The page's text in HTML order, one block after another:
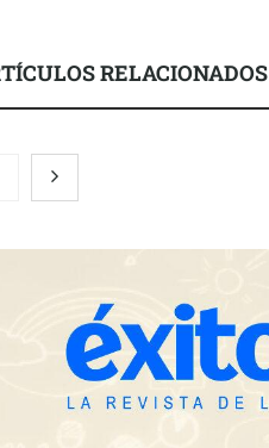
RELACIONADOS
de LYSOTRIC: cuando
solo producto multiplica las